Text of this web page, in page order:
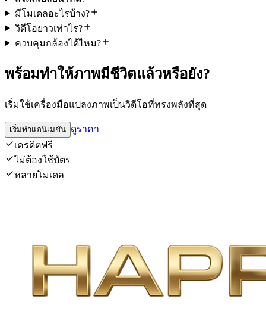
มีโมเดลอะไรบ้าง?
วิดีโอยาวเท่าไร?
ควบคุมกล้องได้ไหม?
พร้อมทำให้ภาพมีชีวิตแล้วหรือยัง?
เริ่มใช้เครื่องมือแปลงภาพเป็นวิดีโอที่ทรงพลังที่สุด
เริ่มทำแอนิเมชัน ดูราคา
เครดิตฟรี
ไม่ต้องใช้บัตร
หลายโมเดล